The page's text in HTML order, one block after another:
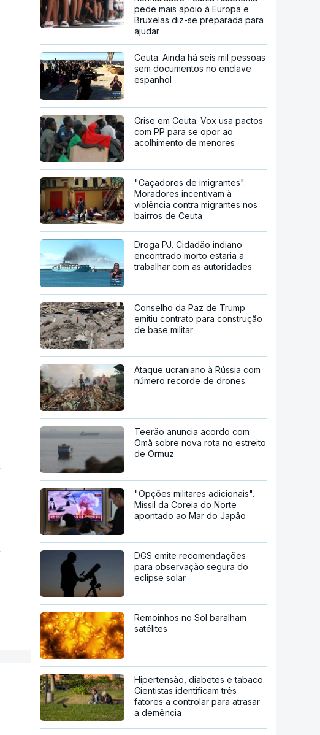
pede mais apoio à Europa e
Bruxelas diz-se preparada para
ajudar
Ceuta. Ainda há seis mil pessoas
sem documentos no enclave
espanhol
Crise em Ceuta. Vox usa pactos
com PP para se opor ao
acolhimento de menores
"Caçadores de imigrantes".
Moradores incentivam à
violência contra migrantes nos
bairros de Ceuta
Droga PJ. Cidadão indiano
encontrado morto estaria a
trabalhar com as autoridades
Conselho da Paz de Trump
emitiu contrato para construção
de base militar
Ataque ucraniano à Rússia com
número recorde de drones
Teerão anuncia acordo com
Omã sobre nova rota no estreito
de Ormuz
"Opções militares adicionais".
Míssil da Coreia do Norte
apontado ao Mar do Japão
DGS emite recomendações
para observação segura do
eclipse solar
Remoinhos no Sol baralham
satélites
Hipertensão, diabetes e tabaco.
Cientistas identificam três
fatores a controlar para atrasar
a demência